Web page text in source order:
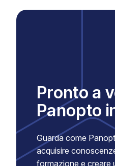
Pronto a
Panopto
Guarda come
acquisire
formazione e creare